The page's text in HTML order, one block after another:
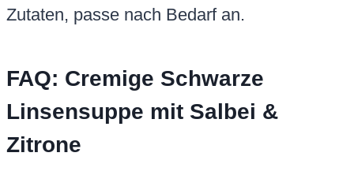
Zutaten, passe nach Bedarf an.
FAQ: Cremige Schwarze
Linsensuppe mit Salbei &
Zitrone